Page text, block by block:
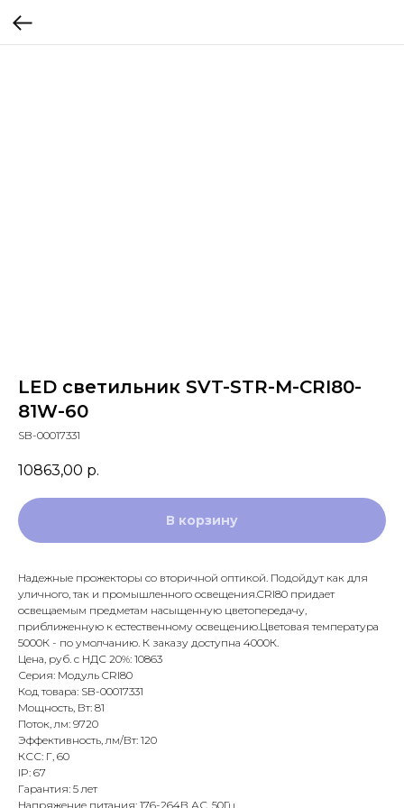
LED светильник SVT-STR-M-CRI80-
81W-60
SB-00017331
10863,00 р.
В корзину
Надежные прожекторы со вторичной оптикой. Подойдут как для
уличного, так и промышленного освещения.CRI80 придает
освещаемым предметам насыщенную цветопередачу,
приближенную к естественному освещению.Цветовая температура
5000К - по умолчанию. К заказу доступна 4000К.
Цена, руб. с НДС 20%: 10863
Серия: Модуль CRI80
Код товара: SB-00017331
Мощность, Вт: 81
Поток, лм: 9720
Эффективность, лм/Вт: 120
КСС: Г, 60
IP: 67
Гарантия: 5 лет
Напряжение питания: 176-264В АС, 50Гц